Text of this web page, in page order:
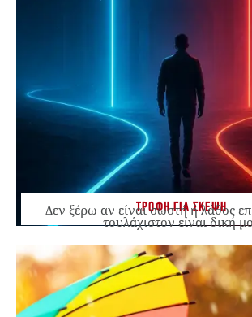
ΤΡΟΦΗ ΓΙΑ ΣΚΕΨΗ
Δεν ξέρω αν είναι σωστή ή λάθος
τουλάχιστον είναι δική